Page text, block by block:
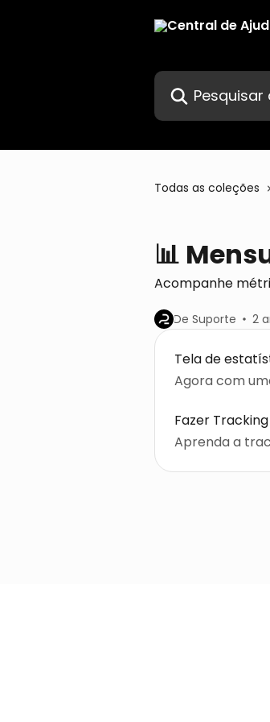
Pesquisar artigos...
Todas as coleções
📊
Acompanhe
De Suporte 2
Tela de
Agora com
Fazer
Aprenda a